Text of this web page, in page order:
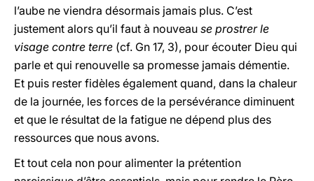
l’aube ne viendra désormais jamais plus. C’est
justement alors qu’il faut à nouveau se prostrer le
visage contre terre (cf. Gn 17, 3), pour écouter Dieu qui
parle et qui renouvelle sa promesse jamais démentie.
Et puis rester fidèles également quand, dans la chaleur
de la journée, les forces de la persévérance diminuent
et que le résultat de la fatigue ne dépend plus des
ressources que nous avons.
Et tout cela non pour alimenter la prétention